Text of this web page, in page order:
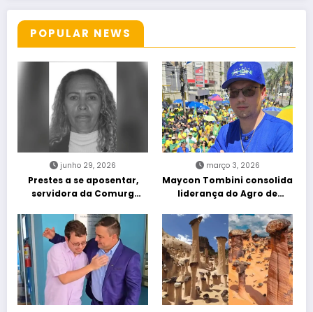
POPULAR NEWS
junho 29, 2026
Prestes a se aposentar,
servidora da Comurg
entra em protocolo de
morte encefálica
março 3, 2026
Maycon Tombini consolida
liderança do Agro de
“Acorda Brasil” em Goiânia